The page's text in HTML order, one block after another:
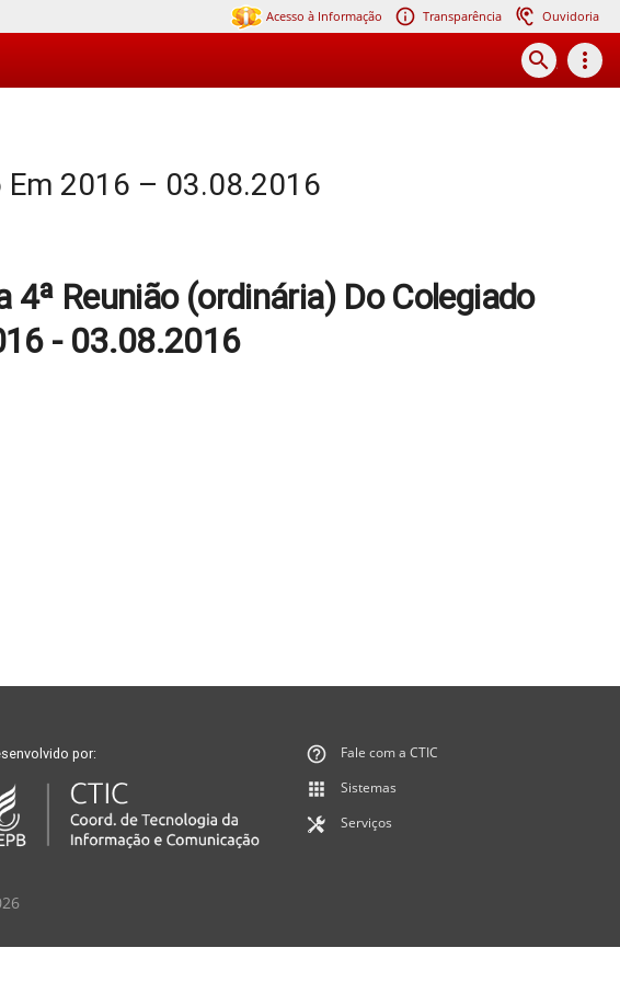
Acesso à Informação Transparência Ouvidoria
search more_vert
Em 2016 – 03.08.2016
4ª Reunião (ordinária) Do Colegiado
- 03.08.2016
por:
Fale com a CTIC
Sistemas
Serviços